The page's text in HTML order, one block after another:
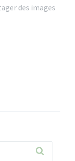
des images